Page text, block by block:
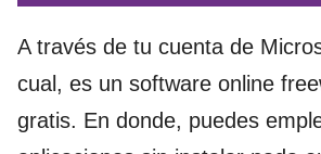
A través de tu cuenta de
cual , es un software online
gratis. En donde, puedes